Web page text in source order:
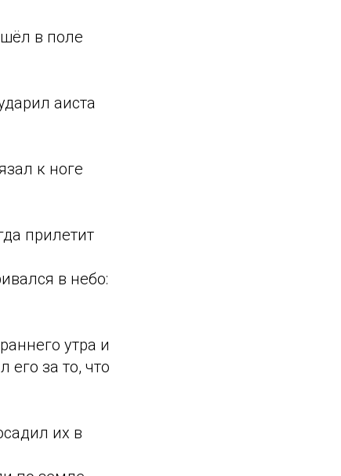
в поле
аиста
к ноге
прилетит
в небо:
утра и
за то, что
их в